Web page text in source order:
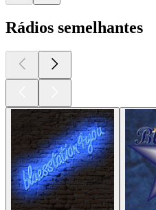
Rádios semelhantes